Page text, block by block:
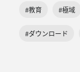
#教育 #極域
#ダウンロード